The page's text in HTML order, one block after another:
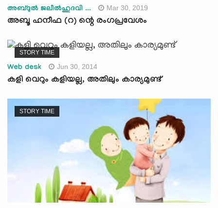
അബ്ദുല്‍ ജലീല്‍ഹുദവി ... Mar 30, 2019
അബൂ ഹനീഫ (റ) ന്റെ രംഗപ്രവേശം
STORY TIME
Web desk Jun 30, 2014
കളി വെറും കളിയല്ല, അതിലും കാര്യമുണ്ട്
STORY TIME